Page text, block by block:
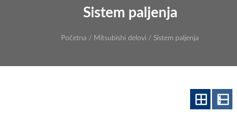
Sistem paljenja
Početna / Mitsubishi delovi / Sistem paljenja